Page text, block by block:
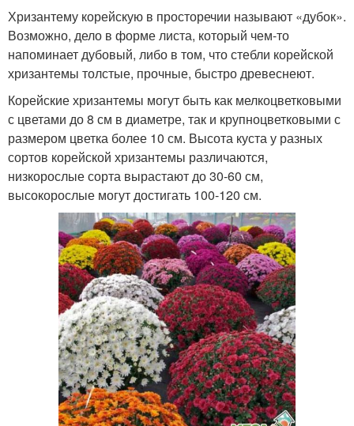
Хризантему корейскую в просторечии называют «дубок».
Возможно, дело в форме листа, который чем-то
напоминает дубовый, либо в том, что стебли корейской
хризантемы толстые, прочные, быстро древеснеют.
Корейские хризантемы могут быть как мелкоцветковыми
с цветами до 8 см в диаметре, так и крупноцветковыми с
размером цветка более 10 см. Высота куста у разных
сортов корейской хризантемы различаются,
низкорослые сорта вырастают до 30-60 см,
высокорослые могут достигать 100-120 см.